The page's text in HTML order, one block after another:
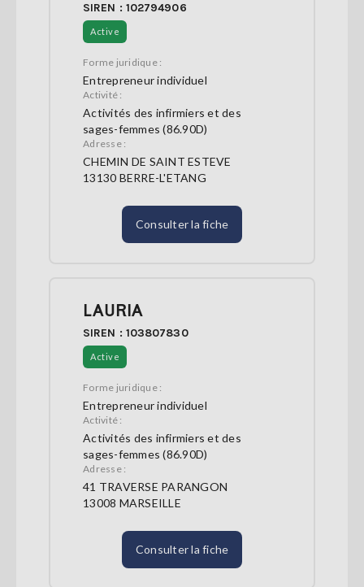
SIREN : 102794906
Active
Forme juridique :
Entrepreneur individuel
Activité :
Activités des infirmiers et des
sages-femmes (86.90D)
Adresse :
CHEMIN DE SAINT ESTEVE
13130 BERRE-L'ETANG
Consulter la fiche
LAURIA
SIREN : 103807830
Active
Forme juridique :
Entrepreneur individuel
Activité :
Activités des infirmiers et des
sages-femmes (86.90D)
Adresse :
41 TRAVERSE PARANGON
13008 MARSEILLE
Consulter la fiche